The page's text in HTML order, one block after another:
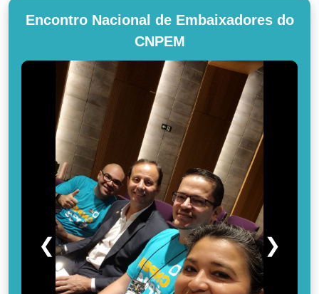
Encontro Nacional de Embaixadores do
CNPEM
❮ ❯